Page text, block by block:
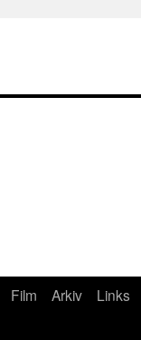
Film Arkiv Links